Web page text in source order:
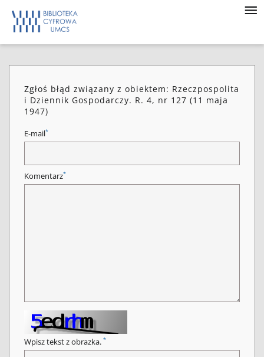
Zgłoś błąd związany z obiektem: Rzeczpospolita
i Dziennik Gospodarczy. R. 4, nr 127 (11 maja
1947)
E-mail*
Komentarz*
Wpisz tekst z obrazka. *